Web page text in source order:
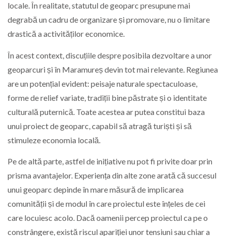
locale. În realitate, statutul de geoparc presupune mai
degrabă un cadru de organizare și promovare, nu o limitare
drastică a activităților economice.
În acest context, discuțiile despre posibila dezvoltare a unor
geoparcuri și în Maramureșdevin tot mai relevante. Regiunea
are un potențial evident: peisaje naturale spectaculoase,
forme de relief variate, tradiții bine păstrate și o identitate
culturală puternică. Toate acestea ar putea constitui baza
unui proiect de geoparc, capabil să atragă turiști și să
stimuleze economia locală.
Pe de altă parte, astfel de inițiative nu pot fi privite doar prin
prisma avantajelor. Experiența din alte zone arată că succesul
unui geoparc depinde în mare măsură de implicarea
comunității și de modul în care proiectul este înțeles de cei
care locuiesc acolo. Dacă oamenii percep proiectul ca pe o
constrângere, există riscul apariției unor tensiuni sau chiar a